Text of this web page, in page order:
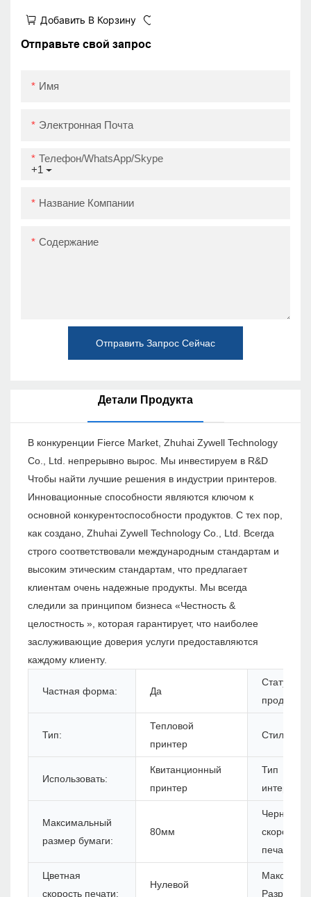
бесплатной
программным
рулон
Добавить В Корзину
Отправьте свой запрос
Имя
Электронная Почта
+1
Телефон/WhatsApp/Skype
Название Компании
Содержание
Отправить Запрос Сейчас
Детали Продукта
В конкуренции Fierce Market, Zhuhai Zywell Technology
Co., Ltd. непрерывно вырос. Мы инвестируем в R&D
Чтобы найти лучшие решения в индустрии принтеров.
Инновационные способности являются ключом к
основной конкурентоспособности продуктов. С тех пор,
как создано, Zhuhai Zywell Technology Co., Ltd. Всегда
строго соответствовали международным стандартам и
высоким этическим стандартам, что предлагает
клиентам очень надежные продукты. Мы всегда
следили за принципом бизнеса «Честность &
целостность », которая гарантирует, что наиболее
заслуживающие доверия услуги предоставляются
каждому клиенту.
Частная форма: Да
Статус
продуктов:
Тип:
Тепловой
принтер
Стиль:
Использовать:
Квитанционный
принтер
Тип
Максимальный
размер бумаги:
80мм
Черная
скорость
печати:
Цветная
скорость печати:
Нулевой
Максимум